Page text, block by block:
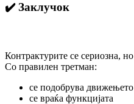
✔️ Заклучок
Контрактурите се сериозна, но
Со правилен третман:
се подобрува движењето
се враќа функцијата